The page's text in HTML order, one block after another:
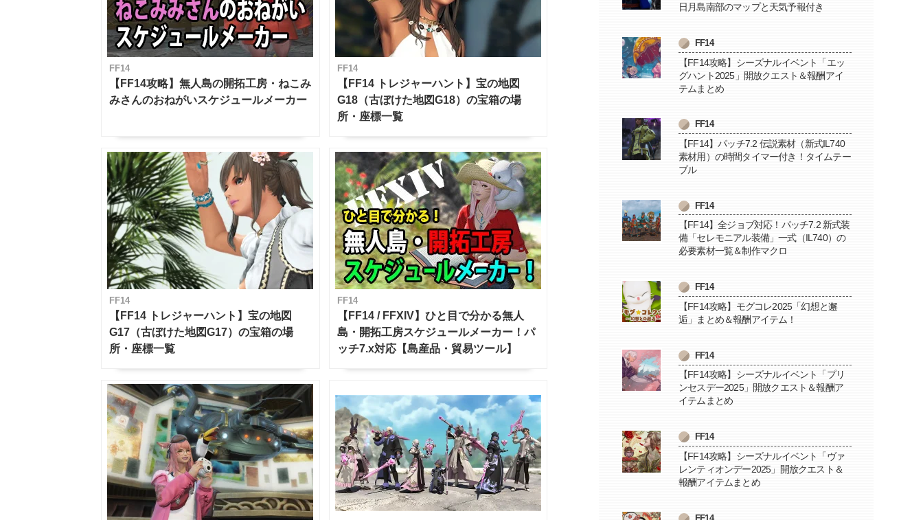
FF14
【FF14攻略】無人島の開拓工房・ねこみ
みさんのおねがいスケジュールメーカー
FF14
【FF14 トレジャーハント】宝の地図
G18（古ぼけた地図G18）の宝箱の場
所・座標一覧
FF14
【FF14 トレジャーハント】宝の地図
G17（古ぼけた地図G17）の宝箱の場
所・座標一覧
FF14
【FF14 / FFXIV】ひと目で分かる無人
島・開拓工房スケジュールメーカー！パ
ッチ7.x対応【島産品・貿易ツール】
日月島南部のマップと天気予報付き
FF14
【FF14攻略】シーズナルイベント「エッ
グハント2025」開放クエスト＆報酬アイ
テムまとめ
FF14
【FF14】パッチ7.2 伝説素材（新式IL740
素材用）の時間タイマー付き！タイムテー
ブル
FF14
【FF14】全ジョブ対応！パッチ7.2 新式装
備「セレモニアル装備」一式（IL740）の
必要素材一覧＆制作マクロ
FF14
【FF14攻略】モグコレ2025「幻想と邂
逅」まとめ＆報酬アイテム！
FF14
【FF14攻略】シーズナルイベント「プリ
ンセスデー2025」開放クエスト＆報酬ア
イテムまとめ
FF14
【FF14攻略】シーズナルイベント「ヴァ
レンティオンデー2025」開放クエスト＆
報酬アイテムまとめ